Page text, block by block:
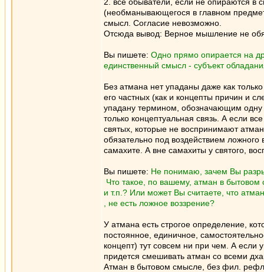
(необманывающегося в главном
смысл. Согласие невозможно.
Отсюда вывод: Верное мышление не
Вы пишете: Одно прямо опирается на
единственный смысл - субъект
Без атмана нет упаданы даже как
его частных (как и концепты причин и
упадану термином, обозначающим одну
только концептуальная связь. А если
святых, которые не воспринимают
обязательно под воздействием ложного
самахите. А вне самахиты у святого,
Вы пишете: Не понимаю, зачем Вы
Что такое, по вашему, атман в
и т.п.? Или может Вы считаете, что
, не есть ложное воззрение?
У атмана есть строгое определение,
постоянное, единичное,
концепт) тут совсем ни при чем. А если
придется смешивать атман со всеми
Атман в бытовом смысле, без фил.